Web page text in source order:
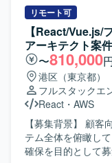
きます。プロジェ
クチャ設計や実装
長期的なリプレイ
善を行っていただきます。 【求める人物像
ながら主体的に行
与えられる方を求
事業への貢献を強
験から得た学びを
えております。
てリーダーシップ
ただきます。 【ポジションの魅力】 長期的なリプレイスプ
リモート可
【React/Vue.js/
アーキテクト案件
〜810,000
港区（東京都）
フルスタックエ
React ・ AWS
【募集背景】 顧客
テム全体を俯瞰し
確保を目的として募集してお